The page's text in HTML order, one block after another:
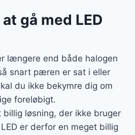
gå med LED
længere end både halogen
snart pæren er sat i eller
du ikke bekymre dig om
foreløbigt.
billig løsning, der ikke bruger
er derfor en meget billig